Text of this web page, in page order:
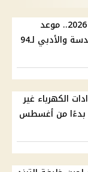
نتيجة تنسيق المرحلة الأولى 2026.. موعد
الإعلان ومؤشرات الطب والهندسة والأدبي لـ94
الكهرباء غير
بدءًا من أغسطس